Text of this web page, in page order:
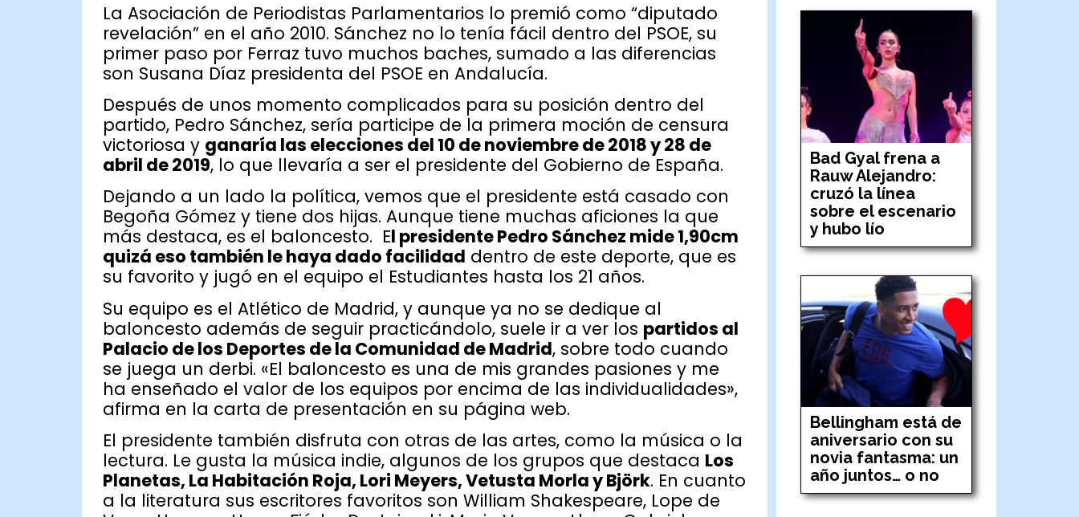
La Asociación de Periodistas Parlamentarios lo premió como “diputado
revelación” en el año 2010. Sánchez no lo tenía fácil dentro del PSOE, su
primer paso por Ferraz tuvo muchos baches, sumado a las diferencias
son Susana Díaz presidenta del PSOE en Andalucía.
Después de unos momento complicados para su posición dentro del
partido, Pedro Sánchez, sería participe de la primera moción de censura
victoriosa y ganaría las elecciones del 10 de noviembre de 2018 y 28 de
abril de 2019, lo que llevaría a ser el presidente del Gobierno de España.
Dejando a un lado la política, vemos que el presidente está casado con
Begoña Gómez y tiene dos hijas. Aunque tiene muchas aficiones la que
más destaca, es el baloncesto. El presidente Pedro Sánchez mide 1,90cm
quizá eso también le haya dado facilidad dentro de este deporte, que es
su favorito y jugó en el equipo el Estudiantes hasta los 21 años.
Su equipo es el Atlético de Madrid, y aunque ya no se dedique al
baloncesto además de seguir practicándolo, suele ir a ver los partidos al
Palacio de los Deportes de la Comunidad de Madrid, sobre todo cuando
se juega un derbi. «El baloncesto es una de mis grandes pasiones y me
ha enseñado el valor de los equipos por encima de las individualidades»,
afirma en la carta de presentación en su página web.
El presidente también disfruta con otras de las artes, como la música o la
lectura. Le gusta la música indie, algunos de los grupos que destaca Los
Planetas, La Habitación Roja, Lori Meyers, Vetusta Morla y Björk. En cuanto
a la literatura sus escritores favoritos son William Shakespeare, Lope de
Bad Gyal frena a
Rauw Alejandro:
cruzó la línea
sobre el escenario
y hubo lío
Bellingham está de
aniversario con su
novia fantasma: un
año juntos… o no